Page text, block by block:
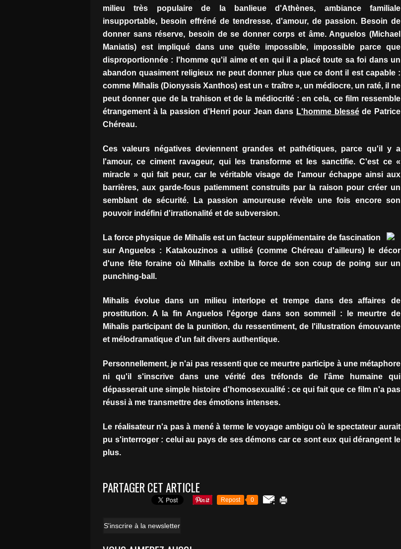
milieu très populaire de la banlieue d'Athènes, ambiance familiale
insupportable, besoin effréné de tendresse, d'amour, de passion. Besoin de
donner sans réserve, besoin de se donner corps et âme. Anguelos (Michael
Maniatis) est impliqué dans une quête impossible, impossible parce que
disproportionnée : l'homme qu'il aime et en qui il a placé toute sa foi dans un
abandon quasiment religieux ne peut donner plus que ce dont il est capable :
comme Mihalis (Dionyssis Xanthos) est un « traître », un médiocre, un raté, il ne
peut donner que de la trahison et de la médiocrité : en cela, ce film ressemble
étrangement à la passion d'Henri pour Jean dans L'homme blessé de Patrice
Chéreau.
Ces valeurs négatives deviennent grandes et pathétiques, parce qu'il y a
l'amour, ce ciment ravageur, qui les transforme et les sanctifie. C'est ce «
miracle » qui fait peur, car le véritable visage de l'amour échappe ainsi aux
barrières, aux garde-fous patiemment construits par la raison pour créer un
semblant de sécurité. La passion amoureuse révèle une fois encore son
pouvoir indéfini d'irrationalité et de subversion.
La force physique de Mihalis est un facteur supplémentaire de fascination
sur Anguelos : Katakouzinos a utilisé (comme Chéreau d'ailleurs) le décor
d'une fête foraine où Mihalis exhibe la force de son coup de poing sur un
punching-ball.
Mihalis évolue dans un milieu interlope et trempe dans des affaires de
prostitution. A la fin Anguelos l'égorge dans son sommeil : le meurtre de
Mihalis participant de la punition, du ressentiment, de l'illustration émouvante
et mélodramatique d'un fait divers authentique.
Personnellement, je n'ai pas ressenti que ce meurtre participe à une métaphore
ni qu'il s'inscrive dans une vérité des tréfonds de l'âme humaine qui
dépasserait une simple histoire d'homosexualité : ce qui fait que ce film n'a pas
réussi à me transmettre des émotions intenses.
Le réalisateur n'a pas à mené à terme le voyage ambigu où le spectateur aurait
pu s'interroger : celui au pays de ses démons car ce sont eux qui dérangent le
plus.
PARTAGER CET ARTICLE
Repost 0
S'inscrire à la newsletter